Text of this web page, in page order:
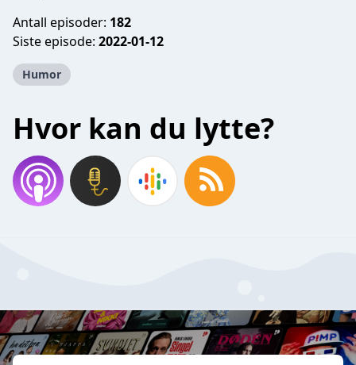
Antall episoder: 182
Siste episode: 2022-01-12
Humor
Hvor kan du lytte?